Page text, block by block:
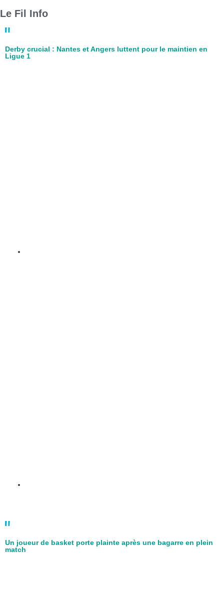
Le Fil Info
Derby crucial : Nantes et Angers luttent pour le maintien en
Ligue 1
Un joueur de basket porte plainte après une bagarre en plein
match